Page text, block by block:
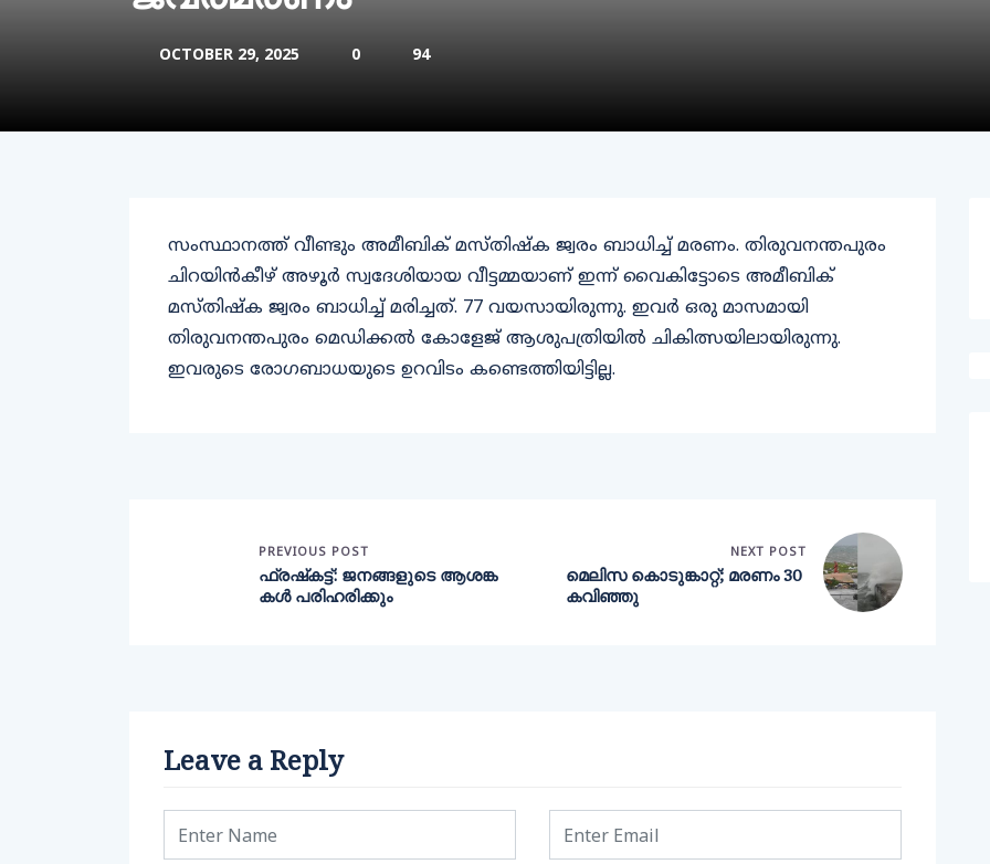
OCTOBER 29, 2025 0 94
സംസ്ഥാനത്ത് വീണ്ടും അമീബിക് മസ്തിഷ്ക ജ്വരം ബാധിച്ച് മരണം. തിരുവനന്തപുരം
ചിറയിൻകീഴ് അഴൂർ സ്വദേശിയായ വീട്ടമ്മയാണ് ഇന്ന് വൈകിട്ടോടെ അമീബിക്
മസ്തിഷ്ക ജ്വരം ബാധിച്ച് മരിച്ചത്. 77 വയസായിരുന്നു. ഇവർ ഒരു മാസമായി
തിരുവനന്തപുരം മെഡിക്കൽ കോളേജ് ആശുപത്രിയിൽ ചികിത്സയിലായിരുന്നു.
ഇവരുടെ രോഗബാധയുടെ ഉറവിടം കണ്ടെത്തിയിട്ടില്ല.
PREVIOUS POST
ഫ്രഷ്‌കട്ട്: ജനങ്ങളുടെ ആശങ്ക
കള്‍ പരിഹരിക്കും
NEXT POST
മെലിസ കൊടുങ്കാറ്റ്; മരണം 30
കവിഞ്ഞു
Leave a Reply